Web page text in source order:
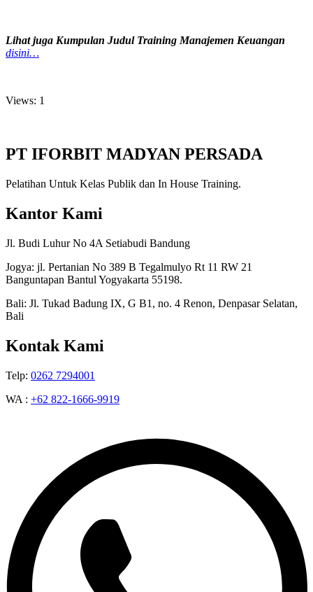
Lihat juga Kumpulan Judul Training Manajemen Keuangan
disini…
Views: 1
PT IFORBIT MADYAN PERSADA
Pelatihan Untuk Kelas Publik dan In House Training.
Kantor Kami
Jl. Budi Luhur No 4A Setiabudi Bandung
Jogya: jl. Pertanian No 389 B Tegalmulyo Rt 11 RW 21
Banguntapan Bantul Yogyakarta 55198.
Bali: Jl. Tukad Badung IX, G B1, no. 4 Renon, Denpasar Selatan,
Bali
Kontak Kami
Telp: 0262 7294001
WA : +62 822-1666-9919